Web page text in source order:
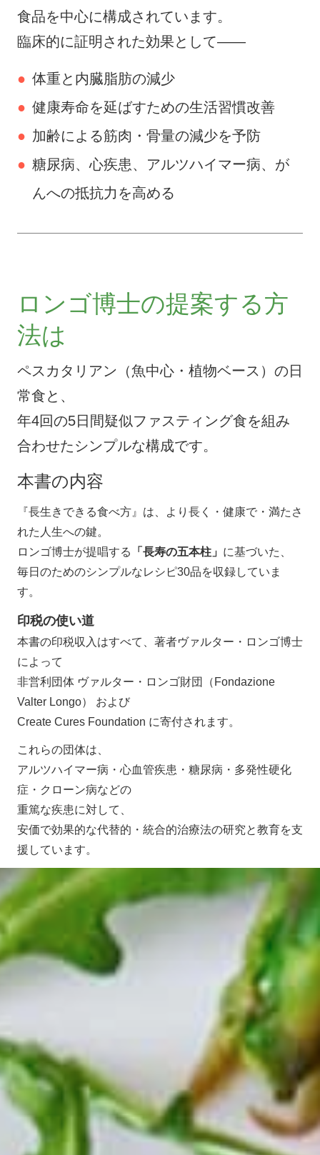
食品を中心に構成されています。
臨床的に証明された効果として――
体重と内臓脂肪の減少
健康寿命を延ばすための生活習慣改善
加齢による筋肉・骨量の減少を予防
糖尿病、心疾患、アルツハイマー病、が
んへの抵抗力を高める
ロンゴ博士の提案する方
法は
ペスカタリアン（魚中心・植物ベース）の日
常食と、
年4回の5日間疑似ファスティング食を組み
合わせたシンプルな構成です。
本書の内容
『長生きできる食べ方』は、より長く・健康で・満たさ
れた人生への鍵。
ロンゴ博士が提唱する
「長寿の五本柱」 に基づいた、
毎日のためのシンプルなレシピ30品を収録していま
す。
印税の使い道
本書の印税収入はすべて、著者ヴァルター・ロンゴ博士
によって
非営利団体 ヴァルター・ロンゴ財団（Fondazione
Valter Longo） および
Create Cures Foundation に寄付されます。
これらの団体は、
アルツハイマー病・心血管疾患・糖尿病・多発性硬化
症・クローン病などの
重篤な疾患に対して、
安価で効果的な代替的・統合的治療法の研究と教育を支
援しています。